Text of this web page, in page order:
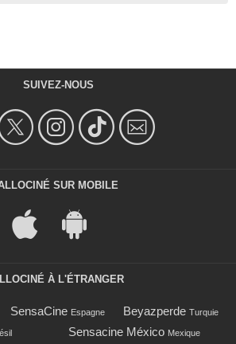
SUIVEZ-NOUS
SUR MOBILE
À L'ÉTRANGER
SensaCine Espagne Beyazperde Turquie
Sensacine México Mexique